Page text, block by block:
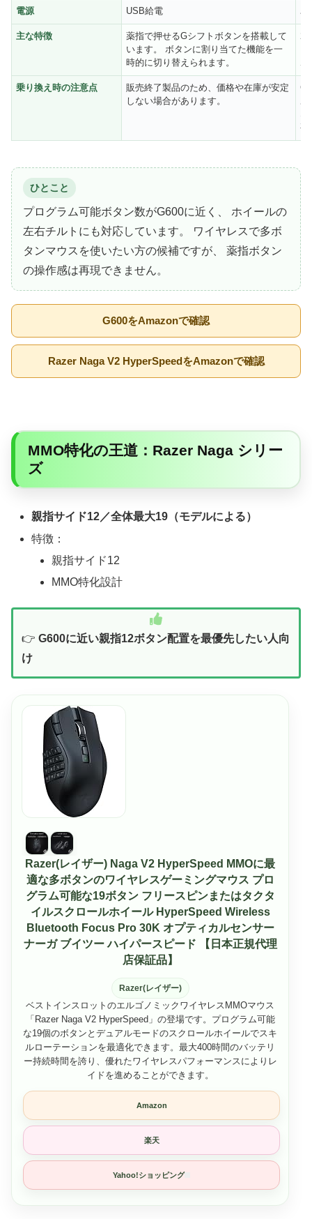
電源 USB給電 単
主な特徴
薬指で押せるGシフトボタンを搭載して
います。 ボタンに割り当てた機能を一
時的に切り替えられます。
ボ
乗り換え時の注意点
販売終了製品のため、価格や在庫が安定
しない場合があります。
あ
要
ひとこと
プログラム可能ボタン数がG600に近く、 ホイールの
左右チルトにも対応しています。 ワイヤレスで多ボ
タンマウスを使いたい方の候補ですが、 薬指ボタン
の操作感は再現できません。
G600をAmazonで確認
Razer Naga V2 HyperSpeedをAmazonで確認
MMO特化の王道：Razer Naga シリー
ズ
親指サイド12／全体最大19（モデルによる）
特徴：
親指サイド12
MMO特化設計
👉 G600に近い親指12ボタン配置を最優先したい人向
け
Razer(レイザー) Naga V2 HyperSpeed MMOに最
適な多ボタンのワイヤレスゲーミングマウス プロ
グラム可能な19ボタン フリースピンまたはタクタ
イルスクロールホイール HyperSpeed Wireless
Bluetooth Focus Pro 30K オプティカルセンサー
ナーガ ブイツー ハイパースピード 【日本正規代理
店保証品】
Razer(レイザー)
ベストインスロットのエルゴノミックワイヤレスMMOマウス
「Razer Naga V2 HyperSpeed」の登場です。プログラム可能
な19個のボタンとデュアルモードのスクロールホイールでスキ
ルローテーションを最適化できます。最大400時間のバッテリ
ー持続時間を誇り、優れたワイヤレスパフォーマンスによりレ
イドを進めることができます。
Amazon
楽天
Yahoo!ショッピング